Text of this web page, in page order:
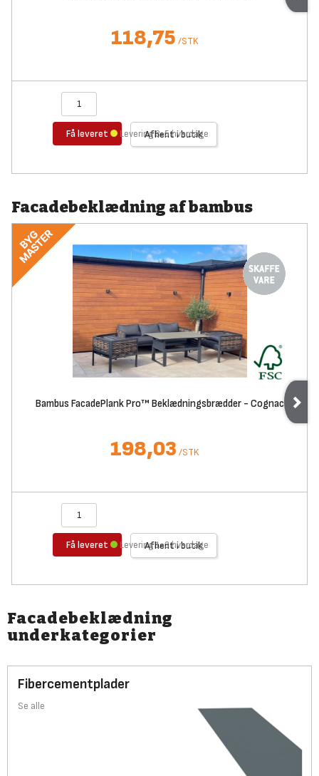
118,75 /STK
Få leveret Afhent i butik
Levering 3-5 hverdage
Facadebeklædning af bambus
Bambus FacadePlank Pro™ Beklædningsbrædder - Cognac
198,03 /STK
Få leveret Afhent i butik
Levering 1-3 hverdage
Facadebeklædning
underkategorier
Fibercementplader
Se alle